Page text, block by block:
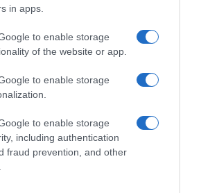
in apps.
to enable storage
of the website or app.
to enable storage
to enable storage
including authentication
fraud prevention, and other